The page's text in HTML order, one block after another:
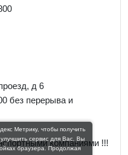
д 6
без перерыва и
компаниями !!!
Метрику, чтобы получить
улучшить сервис для Вас. Вы
браузера. Продолжая